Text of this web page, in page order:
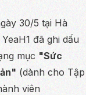
30/5 tại Hà
đã ghi dấu
mục "Sức
(dành cho Tập
viên